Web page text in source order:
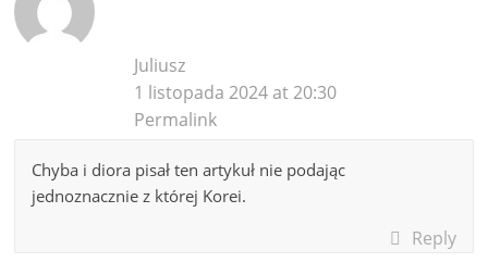
Juliusz
1 listopada 2024 at 20:30
Permalink
Chyba i diora pisał ten artykuł nie podając
jednoznacznie z której Korei.
Reply